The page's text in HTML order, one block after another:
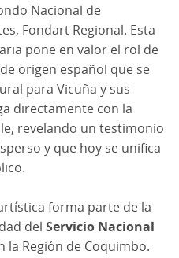
Nacional de
Fondart Regional. Esta
pone en valor el rol de
origen español que se
para Vicuña y sus
directamente con la
revelando un testimonio
y que hoy se unifica
forma parte de la
del Servicio Nacional
la Región de Coquimbo.